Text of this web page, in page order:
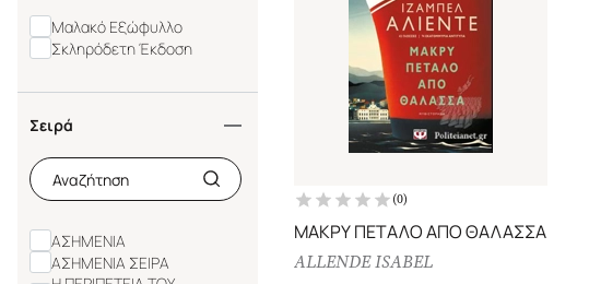
Μαλακό Εξώφυλλο
Σκληρόδετη Έκδοση
Σειρά
ΑΣΗΜΕΝΙΑ
ΑΣΗΜΕΝΙΑ ΣΕΙΡΑ
(0)
ΜΑΚΡΥ ΠΕΤΑΛΟ ΑΠΟ ΘΑΛΑΣΣΑ
ALLENDE ISABEL